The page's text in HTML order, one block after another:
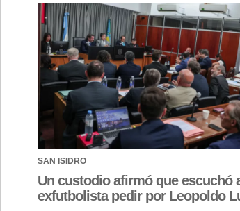
SAN ISIDRO
Un custodio afirmó que escuchó
exfutbolista pedir por Leopoldo